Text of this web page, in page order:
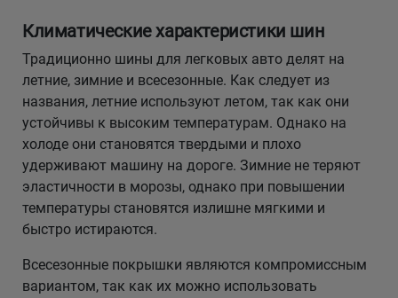
Климатические характеристики шин
Традиционно шины для легковых авто делят на
летние, зимние и всесезонные. Как следует из
названия, летние используют летом, так как они
устойчивы к высоким температурам. Однако на
холоде они становятся твердыми и плохо
удерживают машину на дороге. Зимние не теряют
эластичности в морозы, однако при повышении
температуры становятся излишне мягкими и
быстро истираются.
Всесезонные покрышки являются компромиссным
вариантом, так как их можно использовать